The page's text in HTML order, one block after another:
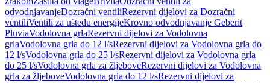
odvodnjavanjeDozračni ventiliRezervni dijelovi za Dozračni
ventiliVentili za uštedu energijeKrovno odvodnjavanje Geberit
PluviaVodolovna grlaRezervni dijelovi za Vodolovna
grlaVodolovna grla do 12 l/sRezervni dijelovi za Vodolovna grla do
12 l/sVodolovna grla do 25 l/sRezervni dijelovi za Vodolovna grla
do 25 l/sVodolovna grla za žljeboveRezervni dijelovi za Vodolovna
grla za žljeboveVodolovna grla do 12 l/sRezervni dijelovi za